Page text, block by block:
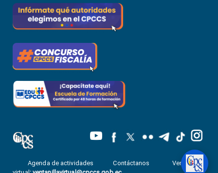
Agenda de actividades Contáctanos
Ventanilla